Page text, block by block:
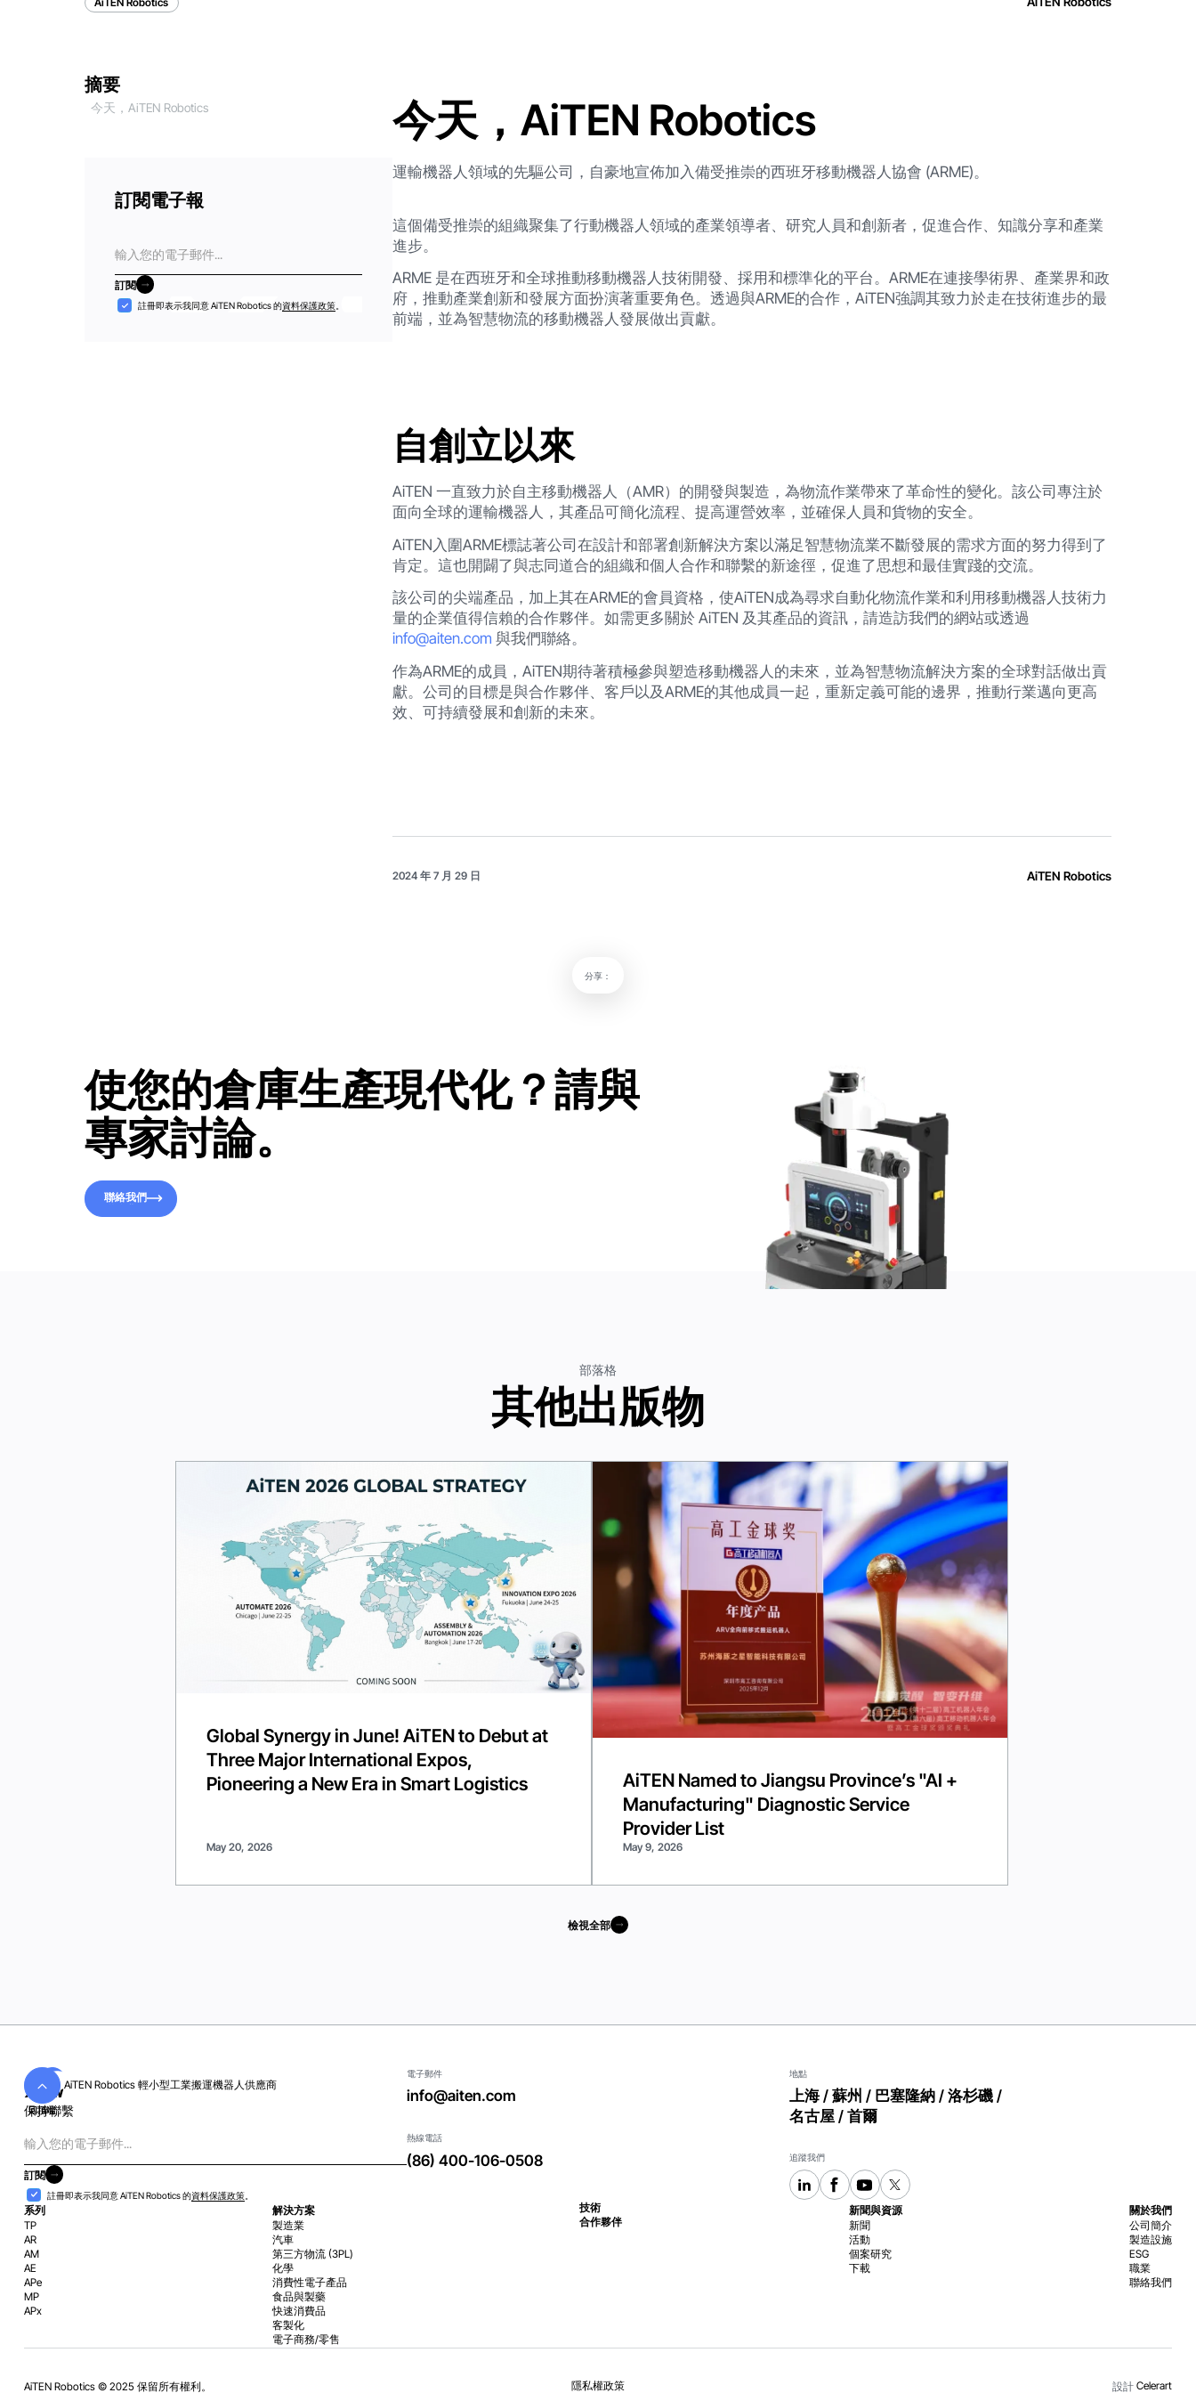
AiTEN Robotics
摘要
今天，AiTEN Robotics
訂閱電子報
子
郵
件
訂閱
訂閱
接
註冊即表示我同意 AiTEN Robotics 的資料保護政策。
今天，AiTEN Robotics
運輸機器人領域的先驅公司，自豪地宣佈加入備受推崇的西班牙移動機器人協會 (ARME)。
這個備受推崇的組織聚集了行動機器人領域的產業領導者、研究人員和創新者，促進合作、知識分享和產業
進步。
ARME 是在西班牙和全球推動移動機器人技術開發、採用和標準化的平台。ARME在連接學術界、產業界和政
府，推動產業創新和發展方面扮演著重要角色。透過與ARME的合作，AiTEN強調其致力於走在技術進步的最
前端，並為智慧物流的移動機器人發展做出貢獻。
自創立以來
AiTEN 一直致力於自主移動機器人（AMR）的開發與製造，為物流作業帶來了革命性的變化。該公司專注於
面向全球的運輸機器人，其產品可簡化流程、提高運營效率，並確保人員和貨物的安全。
AiTEN入圍ARME標誌著公司在設計和部署創新解決方案以滿足智慧物流業不斷發展的需求方面的努力得到了
肯定。這也開闢了與志同道合的組織和個人合作和聯繫的新途徑，促進了思想和最佳實踐的交流。
該公司的尖端產品，加上其在ARME的會員資格，使AiTEN成為尋求自動化物流作業和利用移動機器人技術力
量的企業值得信賴的合作夥伴。如需更多關於 AiTEN 及其產品的資訊，請造訪我們的網站或透過
info@aiten.com 與我們聯絡。
作為ARME的成員，AiTEN期待著積極參與塑造移動機器人的未來，並為智慧物流解決方案的全球對話做出貢
獻。公司的目標是與合作夥伴、客戶以及ARME的其他成員一起，重新定義可能的邊界，推動行業邁向更高
效、可持續發展和創新的未來。
2024 年 7 月 29 日 AiTEN Robotics
分享：
使您的倉庫生產現代化？請與
專家討論。
聯絡我們
部落格
其他出版物
Global Synergy in June! AiTEN to Debut at
Three Major International Expos,
Pioneering a New Era in Smart Logistics
May 20, 2026
AiTEN Named to Jiangsu Province’s "AI +
Manufacturing" Diagnostic Service
Provider List
May 9, 2026
檢視全部
AiTEN Robotics 輕小型工業搬運機器人供應商
保持聯繫
子
郵
件
訂閱
訂閱
接
納
註冊即表示我同意 AiTEN Robotics 的資料保護政策。
電子郵件
info@aiten.com
熱線電話
(86) 400-106-0508
地點
上海 / 蘇州 / 巴塞隆納 / 洛杉磯 /
名古屋 / 首爾
追蹤我們
系列
TP
AR
AM
AE
APe
MP
APx
解決方案
製造業
汽車
第三方物流 (3PL)
化學
消費性電子產品
食品與製藥
快速消費品
客製化
電子商務/零售
技術
合作夥伴
新聞與資源
新聞
活動
個案研究
下載
關於我們
公司簡介
製造設施
ESG
職業
聯絡我們
AiTEN Robotics © 2025 保留所有權利。 隱私權政策 設計 Celerart
回頂端